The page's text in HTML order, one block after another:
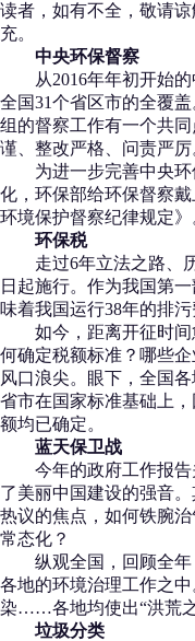
读者，如有不全，敬请
充。
中央环保督察
从2016年年初开始的
全国31个省区市的全覆
组的督察工作有一个共
谨、整改严格、问责严厉
为进一步完善中央环
化，环保部给环保督察
环境保护督察纪律规定》
环保税
走过6年立法之路、历
日起施行。作为我国第
味着我国运行38年的排污
如今，距离开征时间
何确定税额标准？哪些
风口浪尖。眼下，全国
省市在国家标准基础上
额均已确定。
蓝天保卫战
今年的政府工作报告
了美丽中国建设的强音
热议的焦点，如何铁腕
常态化？
纵观全国，回顾全年
各地的环境治理工作之
染……各地均使出“洪荒之
垃圾分类